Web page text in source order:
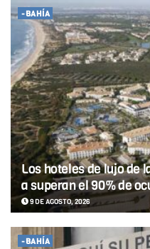
-BAHÍA
Los hoteles de lujo de
a superan el 90% de
9 DE AGOSTO, 2026
-BAHÍA